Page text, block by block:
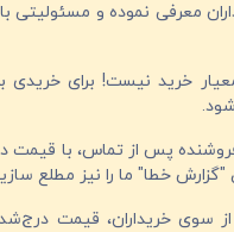
معرفی نموده و
خرید نیست! برای خریدی
پس از تماس، با قیمت
خطا" ما را نیز مطلع
4 گزارش خطا از سوی خریداران، قیمت